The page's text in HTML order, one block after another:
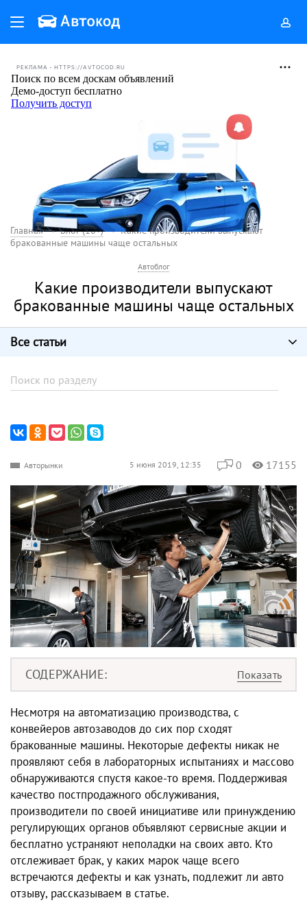
РЕКЛАМА • HTTPS://AVTOCOD.RU
Главная Блог (18+)
Какие производители выпускают
бракованные машины чаще остальных
Автоблог
Какие производители выпускают
бракованные машины чаще остальных
Все статьи
Авторынки 5 июня 2019, 12:35 0 17155
СОДЕРЖАНИЕ
Несмотря на автоматизацию производства, с
конвейеров автозаводов до сих пор сходят
бракованные машины. Некоторые дефекты никак не
проявляют себя в лабораторных испытаниях и массово
обнаруживаются спустя какое-то время. Поддерживая
качество постпродажного обслуживания,
производители по своей инициативе или принуждению
регулирующих органов объявляют сервисные акции и
бесплатно устраняют неполадки на своих авто. Кто
отслеживает брак, у каких марок чаще всего
встречаются дефекты и как узнать, подлежит ли авто
отзыву, рассказываем в статье.